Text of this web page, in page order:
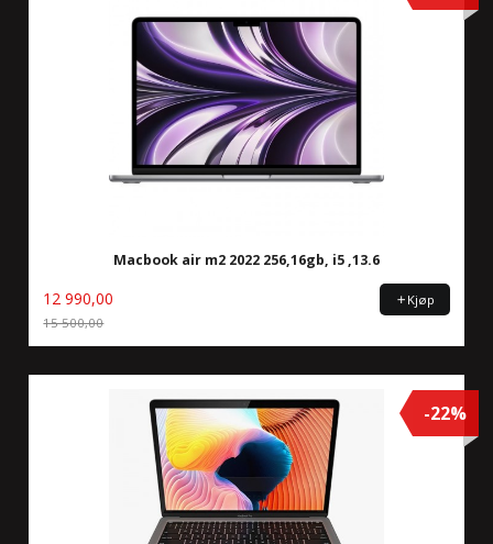
Macbook air m2 2022 256,16gb, i5 ,13.6
12 990,00
15 500,00
Rabatt
Kjøp
-22%